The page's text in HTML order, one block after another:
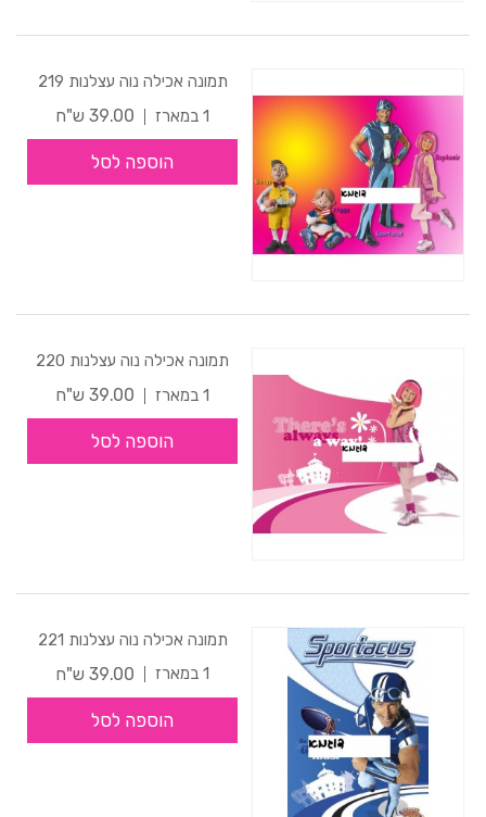
תמונה אכילה נוה עצלנות 219
1 במארז
39.00 ש"ח
הוספה לסל
תמונה אכילה נוה עצלנות 220
1 במארז
39.00 ש"ח
הוספה לסל
תמונה אכילה נוה עצלנות 221
1 במארז
39.00 ש"ח
הוספה לסל